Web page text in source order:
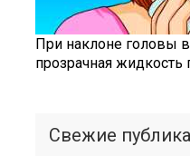
При наклоне головы
прозрачная жидкость
Свежие